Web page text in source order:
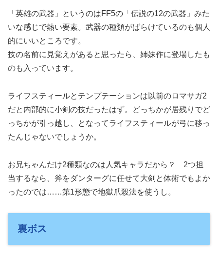
「英雄の武器」というのはFF5の「伝説の12の武器」みた
いな感じで熱い要素。武器の種類がばらけているのも個人
的にいいところです。
技の名前に見覚えがあると思ったら、姉妹作に登場したも
のも入っています。
ライフスティールとテンプテーションは以前のロマサガ2
だと内部的に小剣の技だったはず。どっちかが居残りでど
っちかが引っ越し、となってライフスティールが弓に移っ
たんじゃないでしょうか。
お兄ちゃんだけ2種類なのは人気キャラだから？ 2つ担
当するなら、斧をダンターグに任せて大剣と体術でもよか
ったのでは……第1形態で地獄爪殺法を使うし。
裏ボス